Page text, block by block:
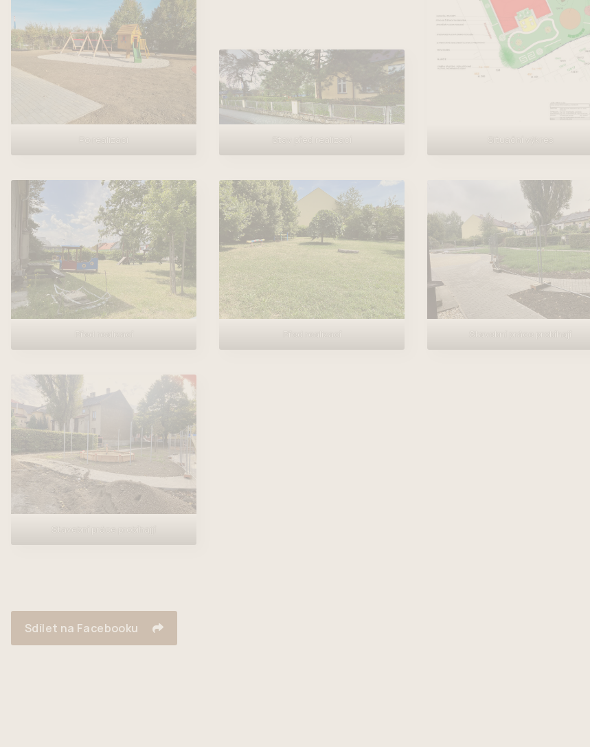
Po realizaci Stav před realizací Situační výkres
Před realizací Před realizací Stavební práce probíhají
Stavební práce probíhajjí
Sdílet na Facebooku